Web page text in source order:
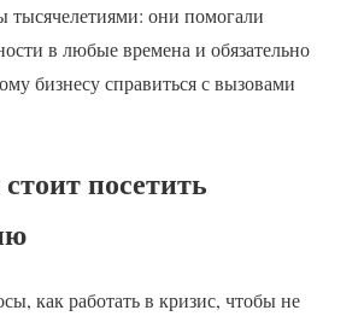
тысячелетиями: они помогали
в любые времена и обязательно
бизнесу справиться с вызовами
посетить
как работать в кризис, чтобы не